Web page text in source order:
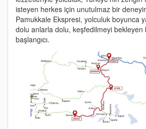
isteyen herkes için unutulmaz bir
Pamukkale Ekspresi, yolculuk boyunca
dolu anlarla dolu, keşfedilmeyi bekleyen
başlangıcı.